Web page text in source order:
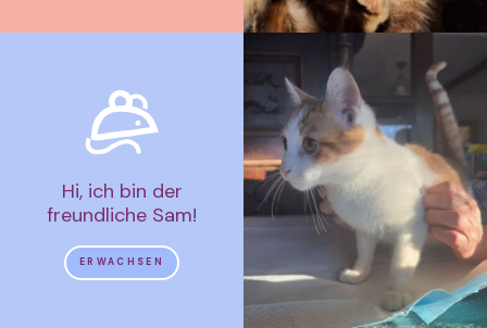
Hi, ich bin der
freundliche Sam!
ERWACHSEN